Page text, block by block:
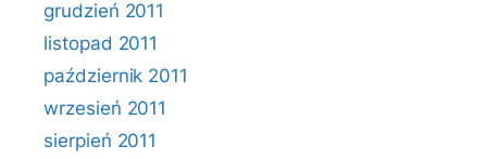
grudzień 2011
listopad 2011
październik 2011
wrzesień 2011
sierpień 2011